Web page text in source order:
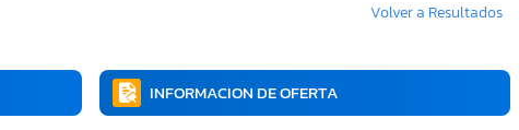
Volver a Resultados
INFORMACION DE OFERTA